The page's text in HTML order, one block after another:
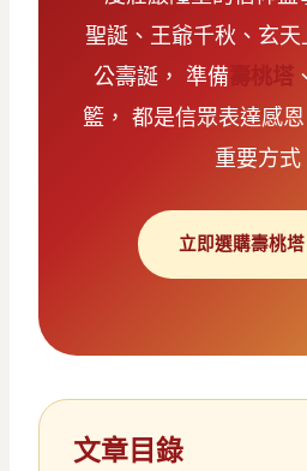
聖誕、王爺千秋、玄
公壽誕， 準備 壽桃塔、
籃， 都是信眾表達感
重要方式
立即選購壽桃
文章目錄